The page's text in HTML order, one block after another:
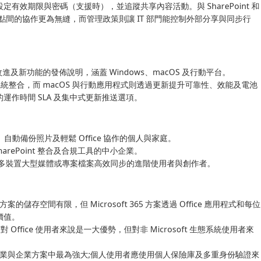
有效期限與密碼（支援時），並追蹤共享內容活動。與 SharePoint 和
間的協作更為無縫，而管理政策則讓 IT 部門能控制外部分享與同步行
及新功能的發佈說明，涵蓋 Windows、macOS 及行動平台。
整合，而 macOS 與行動應用程式則透過更新提升可靠性、效能及電池
作時間 SLA 及集中式更新推送選項。
動備份照片及輕鬆 Office 協作的個人與家庭。
整合及合規工具的中小企業。
置大型媒體或專案檔案高效同步的進階使用者與創作者。
案的儲存空間有限，但 Microsoft 365 方案透過 Office 應用程式和每位
。
Office 使用者來說是一大優勢，但對非 Microsoft 生態系統使用者來
與企業方案中最為強大;個人使用者應使用個人保險庫及多重身份驗證來